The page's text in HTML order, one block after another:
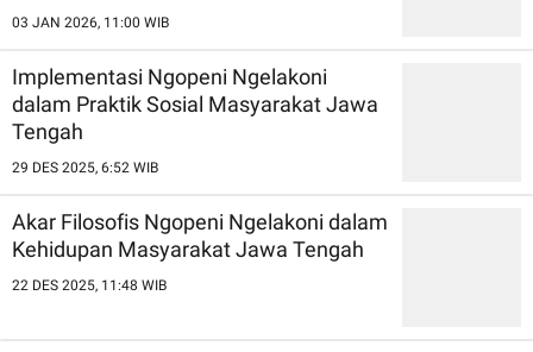
03 JAN 2026, 11:00 WIB
Implementasi Ngopeni Ngelakoni
dalam Praktik Sosial Masyarakat Jawa
Tengah
29 DES 2025, 6:52 WIB
Akar Filosofis Ngopeni Ngelakoni dalam
Kehidupan Masyarakat Jawa Tengah
22 DES 2025, 11:48 WIB